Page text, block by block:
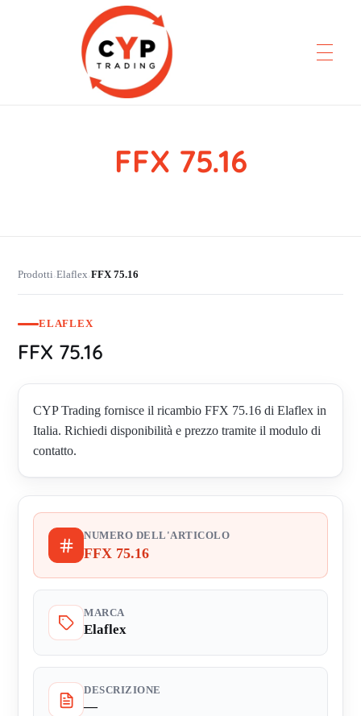
FFX 75.16
Prodotti›Elaflex›FFX 75.16
ELAFLEX
FFX 75.16
CYP Trading fornisce il ricambio FFX 75.16 di Elaflex in
Italia. Richiedi disponibilità e prezzo tramite il modulo di
contatto.
NUMERO DELL'ARTICOLO
FFX 75.16
MARCA
Elaflex
DESCRIZIONE
—